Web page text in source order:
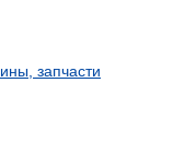
запчасти